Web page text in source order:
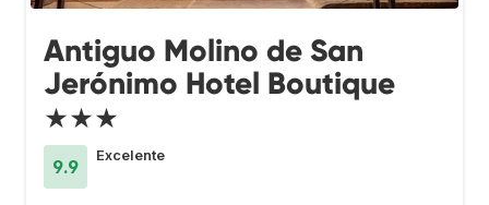
Antiguo Molino de San
Jerónimo Hotel Boutique
★★★
9.9
Excelente